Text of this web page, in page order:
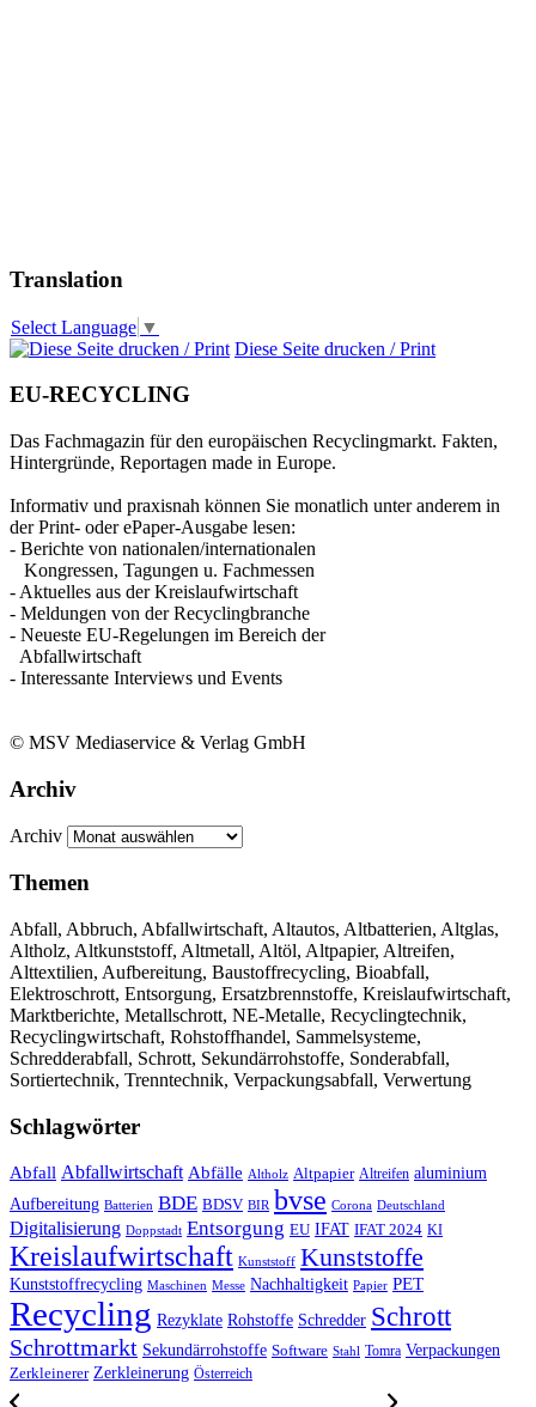
Translation
Select Language ▼
Diese Seite drucken / Print
EU-RECYCLING
Das Fachmagazin für den europäischen Recyclingmarkt. Fakten,
Hintergründe, Reportagen made in Europe.
Informativ und praxisnah können Sie monatlich unter anderem in
der Print- oder ePaper-Ausgabe lesen:
- Berichte von nationalen/internationalen
Kongressen, Tagungen u. Fachmessen
- Aktuelles aus der Kreislaufwirtschaft
- Meldungen von der Recyclingbranche
- Neueste EU-Regelungen im Bereich der
Abfallwirtschaft
- Interessante Interviews und Events
© MSV Mediaservice & Verlag GmbH
Archiv
Archiv
Themen
Abfall, Abbruch, Abfallwirtschaft, Altautos, Altbatterien, Altglas,
Altholz, Altkunststoff, Altmetall, Altöl, Altpapier, Altreifen,
Alttextilien, Aufbereitung, Baustoffrecycling, Bioabfall,
Elektroschrott, Entsorgung, Ersatzbrennstoffe, Kreislaufwirtschaft,
Marktberichte, Metallschrott, NE-Metalle, Recyclingtechnik,
Recyclingwirtschaft, Rohstoffhandel, Sammelsysteme,
Schredderabfall, Schrott, Sekundärrohstoffe, Sonderabfall,
Sortiertechnik, Trenntechnik, Verpackungsabfall, Verwertung
Schlagwörter
Abfall Abfallwirtschaft Abfälle Altholz Altpapier Altreifen aluminium
Aufbereitung Batterien BDE BDSV BIR bvse Corona Deutschland
Digitalisierung Doppstadt Entsorgung EU IFAT IFAT 2024 KI
Kreislaufwirtschaft Kunststoff Kunststoffe
Kunststoffrecycling Maschinen Messe Nachhaltigkeit Papier PET
Recycling Rezyklate Rohstoffe Schredder Schrott
Schrottmarkt Sekundärrohstoffe Software Stahl Tomra Verpackungen
Zerkleinerer Zerkleinerung Österreich